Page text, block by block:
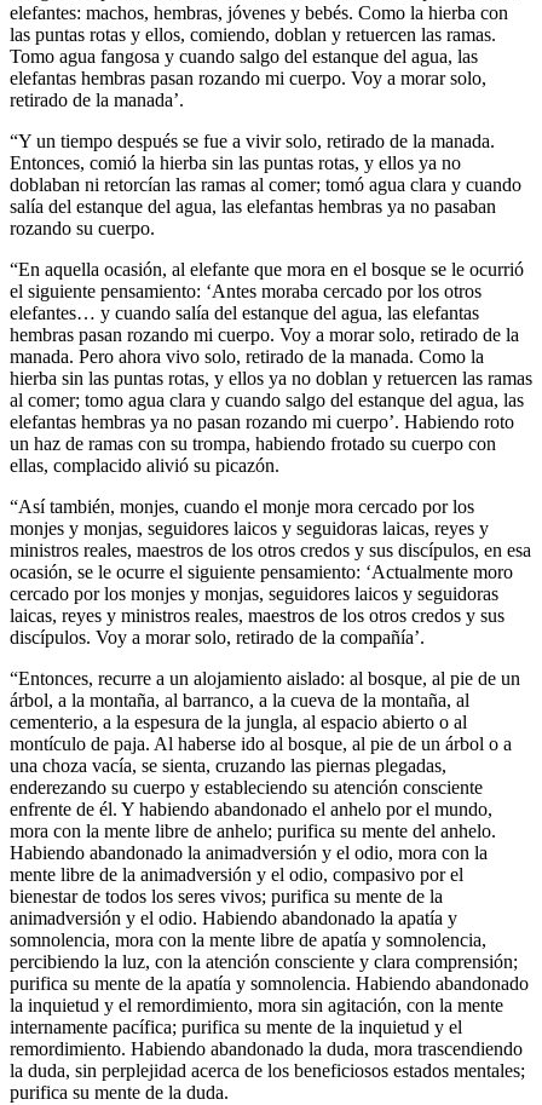
elefantes: machos, hembras, jóvenes y bebés. Como la hierba con
las puntas rotas y ellos, comiendo, doblan y retuercen las ramas.
Tomo agua fangosa y cuando salgo del estanque del agua, las
elefantas hembras pasan rozando mi cuerpo. Voy a morar solo,
retirado de la manada’.
“Y un tiempo después se fue a vivir solo, retirado de la manada.
Entonces, comió la hierba sin las puntas rotas, y ellos ya no
doblaban ni retorcían las ramas al comer; tomó agua clara y cuando
salía del estanque del agua, las elefantas hembras ya no pasaban
rozando su cuerpo.
“En aquella ocasión, al elefante que mora en el bosque se le ocurrió
el siguiente pensamiento: ‘Antes moraba cercado por los otros
elefantes… y cuando salía del estanque del agua, las elefantas
hembras pasan rozando mi cuerpo. Voy a morar solo, retirado de la
manada. Pero ahora vivo solo, retirado de la manada. Como la
hierba sin las puntas rotas, y ellos ya no doblan y retuercen las ramas
al comer; tomo agua clara y cuando salgo del estanque del agua, las
elefantas hembras ya no pasan rozando mi cuerpo’. Habiendo roto
un haz de ramas con su trompa, habiendo frotado su cuerpo con
ellas, complacido alivió su picazón.
“Así también, monjes, cuando el monje mora cercado por los
monjes y monjas, seguidores laicos y seguidoras laicas, reyes y
ministros reales, maestros de los otros credos y sus discípulos, en esa
ocasión, se le ocurre el siguiente pensamiento: ‘Actualmente moro
cercado por los monjes y monjas, seguidores laicos y seguidoras
laicas, reyes y ministros reales, maestros de los otros credos y sus
discípulos. Voy a morar solo, retirado de la compañía’.
“Entonces, recurre a un alojamiento aislado: al bosque, al pie de un
árbol, a la montaña, al barranco, a la cueva de la montaña, al
cementerio, a la espesura de la jungla, al espacio abierto o al
montículo de paja. Al haberse ido al bosque, al pie de un árbol o a
una choza vacía, se sienta, cruzando las piernas plegadas,
enderezando su cuerpo y estableciendo su atención consciente
enfrente de él. Y habiendo abandonado el anhelo por el mundo,
mora con la mente libre de anhelo; purifica su mente del anhelo.
Habiendo abandonado la animadversión y el odio, mora con la
mente libre de la animadversión y el odio, compasivo por el
bienestar de todos los seres vivos; purifica su mente de la
animadversión y el odio. Habiendo abandonado la apatía y
somnolencia, mora con la mente libre de apatía y somnolencia,
percibiendo la luz, con la atención consciente y clara comprensión;
purifica su mente de la apatía y somnolencia. Habiendo abandonado
la inquietud y el remordimiento, mora sin agitación, con la mente
internamente pacífica; purifica su mente de la inquietud y el
remordimiento. Habiendo abandonado la duda, mora trascendiendo
la duda, sin perplejidad acerca de los beneficiosos estados mentales;
purifica su mente de la duda.